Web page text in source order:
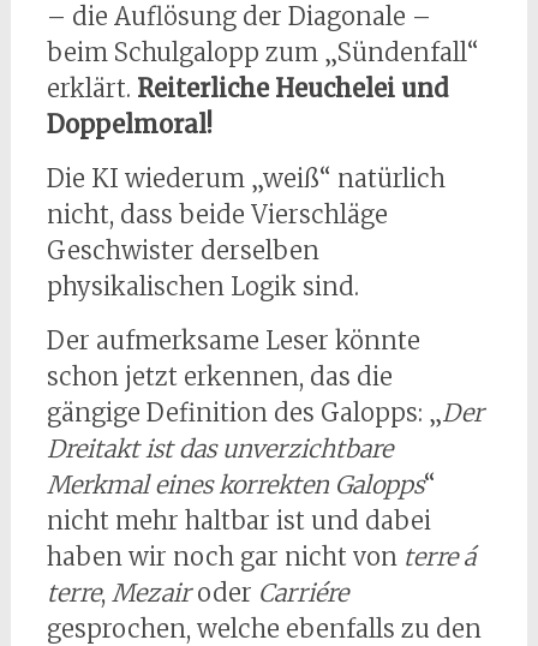
– die Auflösung der Diagonale –
beim Schulgalopp zum „Sündenfall“
erklärt. Reiterliche Heuchelei und
Doppelmoral!
Die KI wiederum „weiß“ natürlich
nicht, dass beide Vierschläge
Geschwister derselben
physikalischen Logik sind.
Der aufmerksame Leser könnte
schon jetzt erkennen, das die
gängige Definition des Galopps: „Der
Dreitakt ist das unverzichtbare
Merkmal eines korrekten Galopps“
nicht mehr haltbar ist und dabei
haben wir noch gar nicht von terre á
terre, Mezairoder Carriére
gesprochen, welche ebenfalls zu den